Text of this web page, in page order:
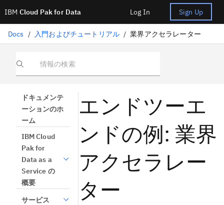
IBM Cloud Pak for Data Log In Sign Up
Docs / 入門およびチュートリアル / 業界アクセラレーター
情報の検索
ドキュメンテ
ーションのホ
ーム
IBM Cloud
Pak for
Data as a
Service の
概要
サービス
エンドツーエ
ンドの例: 業界
アクセラレー
ター